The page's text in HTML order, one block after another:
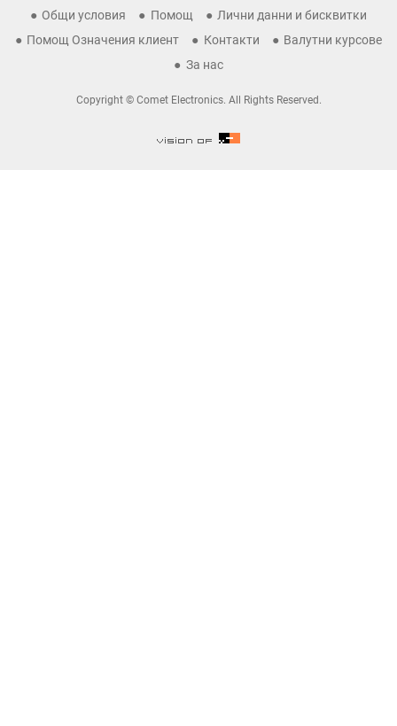
Общи условия Помощ
Лични данни и бисквитки
Помощ Означения клиент
Контакти
Валутни курсове
За нас
Copyright © Comet Electronics. All Rights Reserved.